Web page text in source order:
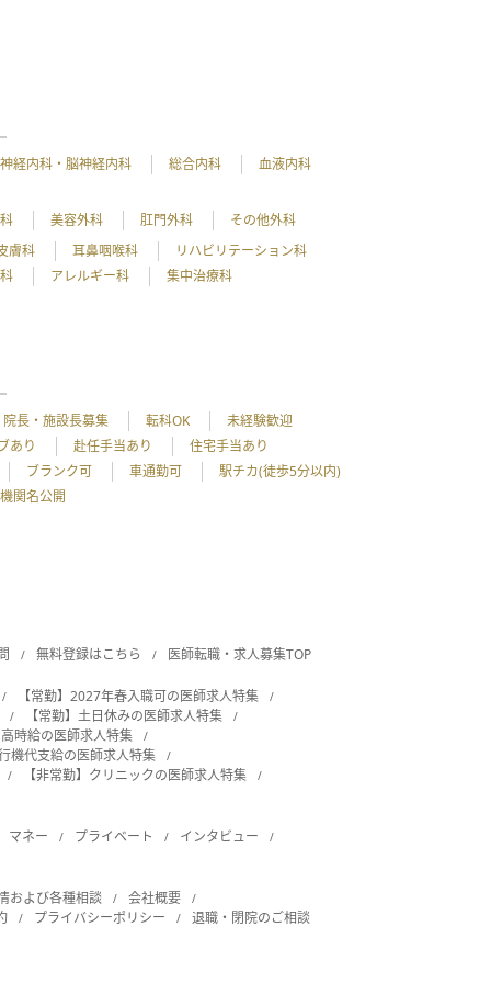
神経内科・脳神経内科 総合内科
血液内科
美容外科 肛門外科
その他外科
膚科 耳鼻咽喉科
リハビリテーション科
アレルギー科
集中治療科
院長・施設長募集 転科OK
未経験歓迎
あり 赴任手当あり
住宅手当あり
ブランク可 車通勤可
駅チカ(徒歩5分以内)
関名公開
無料登録はこちら 医師転職・求人募集TOP
【常勤】2027年春入職可の医師求人特集
【常勤】土日休みの医師求人特集
高時給の医師求人特集
機代支給の医師求人特集
【非常勤】クリニックの医師求人特集
マネー プライベート
インタビュー
および各種相談
会社概要
プライバシーポリシー 退職・閉院のご相談